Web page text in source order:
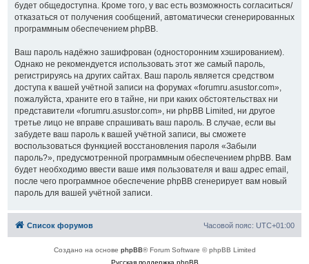
будет общедоступна. Кроме того, у вас есть возможность согласиться/
отказаться от получения сообщений, автоматически сгенерированных
программным обеспечением phpBB.
Ваш пароль надёжно зашифрован (односторонним хэшированием).
Однако не рекомендуется использовать этот же самый пароль,
регистрируясь на других сайтах. Ваш пароль является средством
доступа к вашей учётной записи на форумах «forumru.asustor.com»,
пожалуйста, храните его в тайне, ни при каких обстоятельствах ни
представители «forumru.asustor.com», ни phpBB Limited, ни другое
третье лицо не вправе спрашивать ваш пароль. В случае, если вы
забудете ваш пароль к вашей учётной записи, вы сможете
воспользоваться функцией восстановления пароля «Забыли
пароль?», предусмотренной программным обеспечением phpBB. Вам
будет необходимо ввести ваше имя пользователя и ваш адрес email,
после чего программное обеспечение phpBB сгенерирует вам новый
пароль для вашей учётной записи.
Список форумов Часовой пояс: UTC+01:00
Создано на основе phpBB® Forum Software © phpBB Limited
Русская поддержка phpBB